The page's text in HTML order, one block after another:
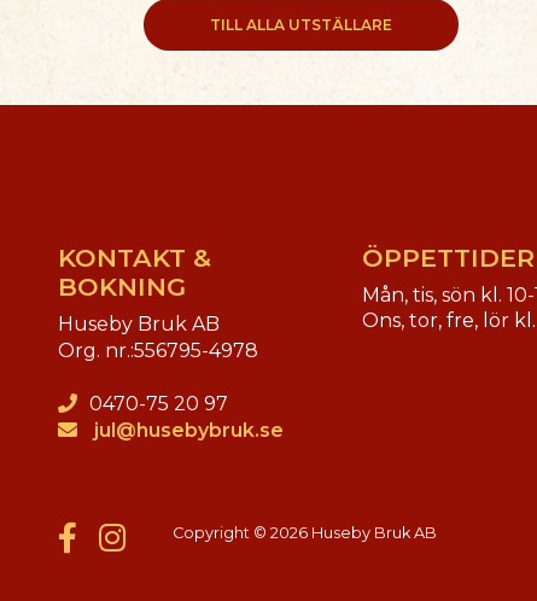
TILL ALLA UTSTÄLLARE
KONTAKT &
BOKNING
Huseby Bruk AB
Org. nr.:556795-4978
0470-75 20 97
jul@husebybruk.se
ÖPPETTIDER
Mån, tis, sön kl. 10-
Ons, tor, fre, lör
Copyright © 2026 Huseby Bruk AB